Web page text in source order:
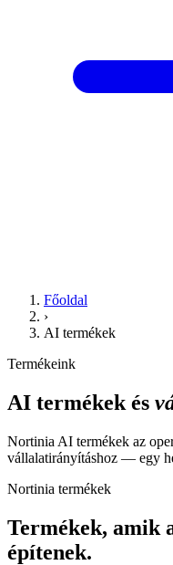
Főoldal
›
AI termékek
Termékeink
AI termékek és
Nortinia AI termékek az
vállalatirányításhoz — egy
Nortinia termékek
Termékek, amik
építenek.